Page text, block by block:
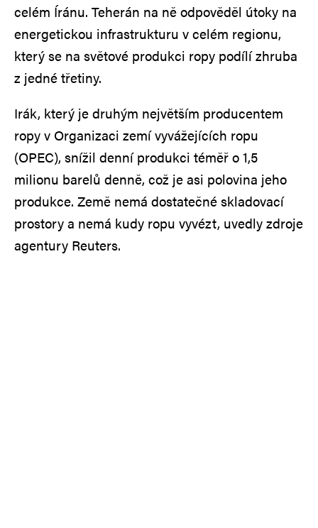
celém Íránu. Teherán na ně odpověděl útoky na
energetickou infrastrukturu v celém regionu,
který se na světové produkci ropy podílí zhruba
z jedné třetiny.
Irák, který je druhým největším producentem
ropy v Organizaci zemí vyvážejících ropu
(OPEC), snížil denní produkci téměř o 1,5
milionu barelů denně, což je asi polovina jeho
produkce. Země nemá dostatečné skladovací
prostory a nemá kudy ropu vyvézt, uvedly zdroje
agentury Reuters.